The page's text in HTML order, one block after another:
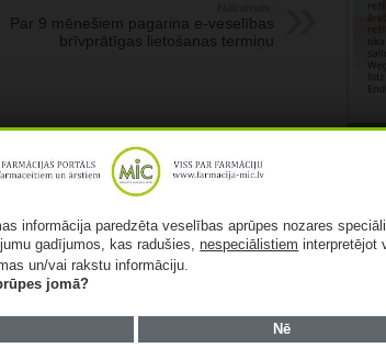
Par 9 mēnešiem pagarina e-veselības
brīvprātīgas lietošanas termiņu
muskuļu audzēšanai! Ko
informācija paredzēta veselības aprūpes nozares
gadījumos, kas radušies,nespeciālistiem interpretējot
un/vai rakstu informāciju.
jomā?
Nē